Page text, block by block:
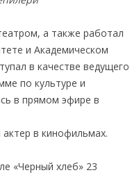
а также работал
и Академическом
в качестве ведущего
по культуре и
в прямом эфире в
в кинофильмах.
«Черный хлеб» 23